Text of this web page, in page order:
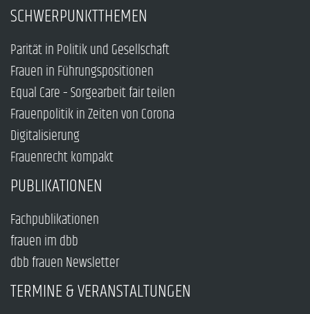
SCHWERPUNKTTHEMEN
Parität in Politik und Gesellschaft
Frauen in Führungspositionen
Equal Care – Sorgearbeit fair teilen
Frauenpolitik in Zeiten von Corona
Digitalisierung
Frauenrecht kompakt
PUBLIKATIONEN
Fachpublikationen
frauen im dbb
dbb frauen Newsletter
TERMINE & VERANSTALTUNGEN